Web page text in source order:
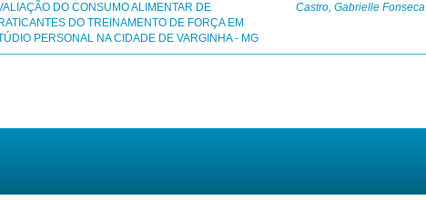
DO CONSUMO ALIMENTAR DE
DO TREINAMENTO DE FORÇA EM
PERSONAL NA CIDADE DE VARGINHA - MG
Castro, Gabrielle Fonseca